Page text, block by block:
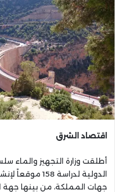
اقتصاد الشرق
أطلقت وزارة التجهيز والماء
الدولية لدراسة
جهات المملكة، من بينها